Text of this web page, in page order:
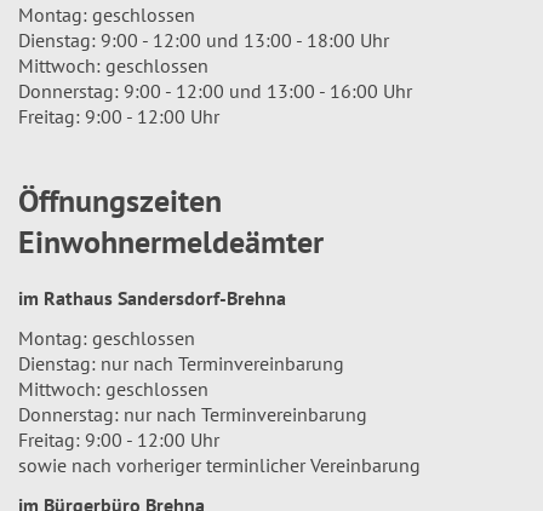
Montag: geschlossen
Dienstag: 9:00 - 12:00 und 13:00 - 18:00 Uhr
Mittwoch: geschlossen
Donnerstag: 9:00 - 12:00 und 13:00 - 16:00 Uhr
Freitag: 9:00 - 12:00 Uhr
Öffnungszeiten
Einwohnermeldeämter
im Rathaus Sandersdorf-Brehna
Montag: geschlossen
Dienstag: nur nach Terminvereinbarung
Mittwoch: geschlossen
Donnerstag: nur nach Terminvereinbarung
Freitag: 9:00 - 12:00 Uhr
sowie nach vorheriger terminlicher Vereinbarung
im Bürgerbüro Brehna